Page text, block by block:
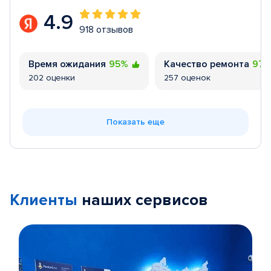
4.9 918 отзывов
Время ожидания 95%
202 оценки
Качество ремонта
257 оценок
Показать еще
Клиенты наших сервисов